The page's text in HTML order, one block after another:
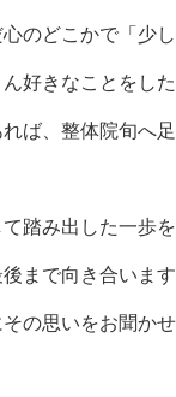
のどこかで「少
好きなことをし
ば、整体院旬へ
踏み出した一歩
まで向き合います
の思いをお聞かせ